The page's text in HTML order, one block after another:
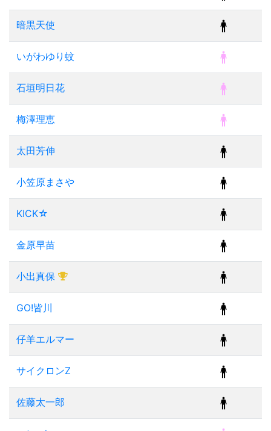
暗黒天使
いがわゆり蚊
石垣明日花
梅澤理恵
太田芳伸
小笠原まさや
KICK☆
金原早苗
小出真保
GO!皆川
仔羊エルマー
サイクロンZ
佐藤太一郎